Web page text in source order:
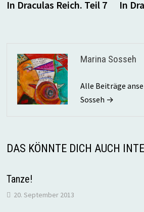
Beitrag:
In Draculas Reich. Teil 7 In
Marina Sosseh
Alle Beiträge
Sosseh →
DAS KÖNNTE DICH AUCH
Tanze!
20. September 2013